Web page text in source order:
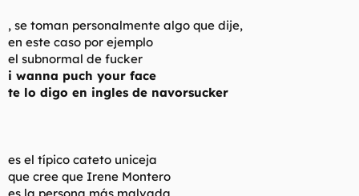
, se toman personalmente algo que dije,
en este caso por ejemplo
el subnormal de fucker
i wanna puch your face
te lo digo en ingles de navorsucker
es el típico cateto uniceja
que cree que Irene Montero
es la persona más malvada